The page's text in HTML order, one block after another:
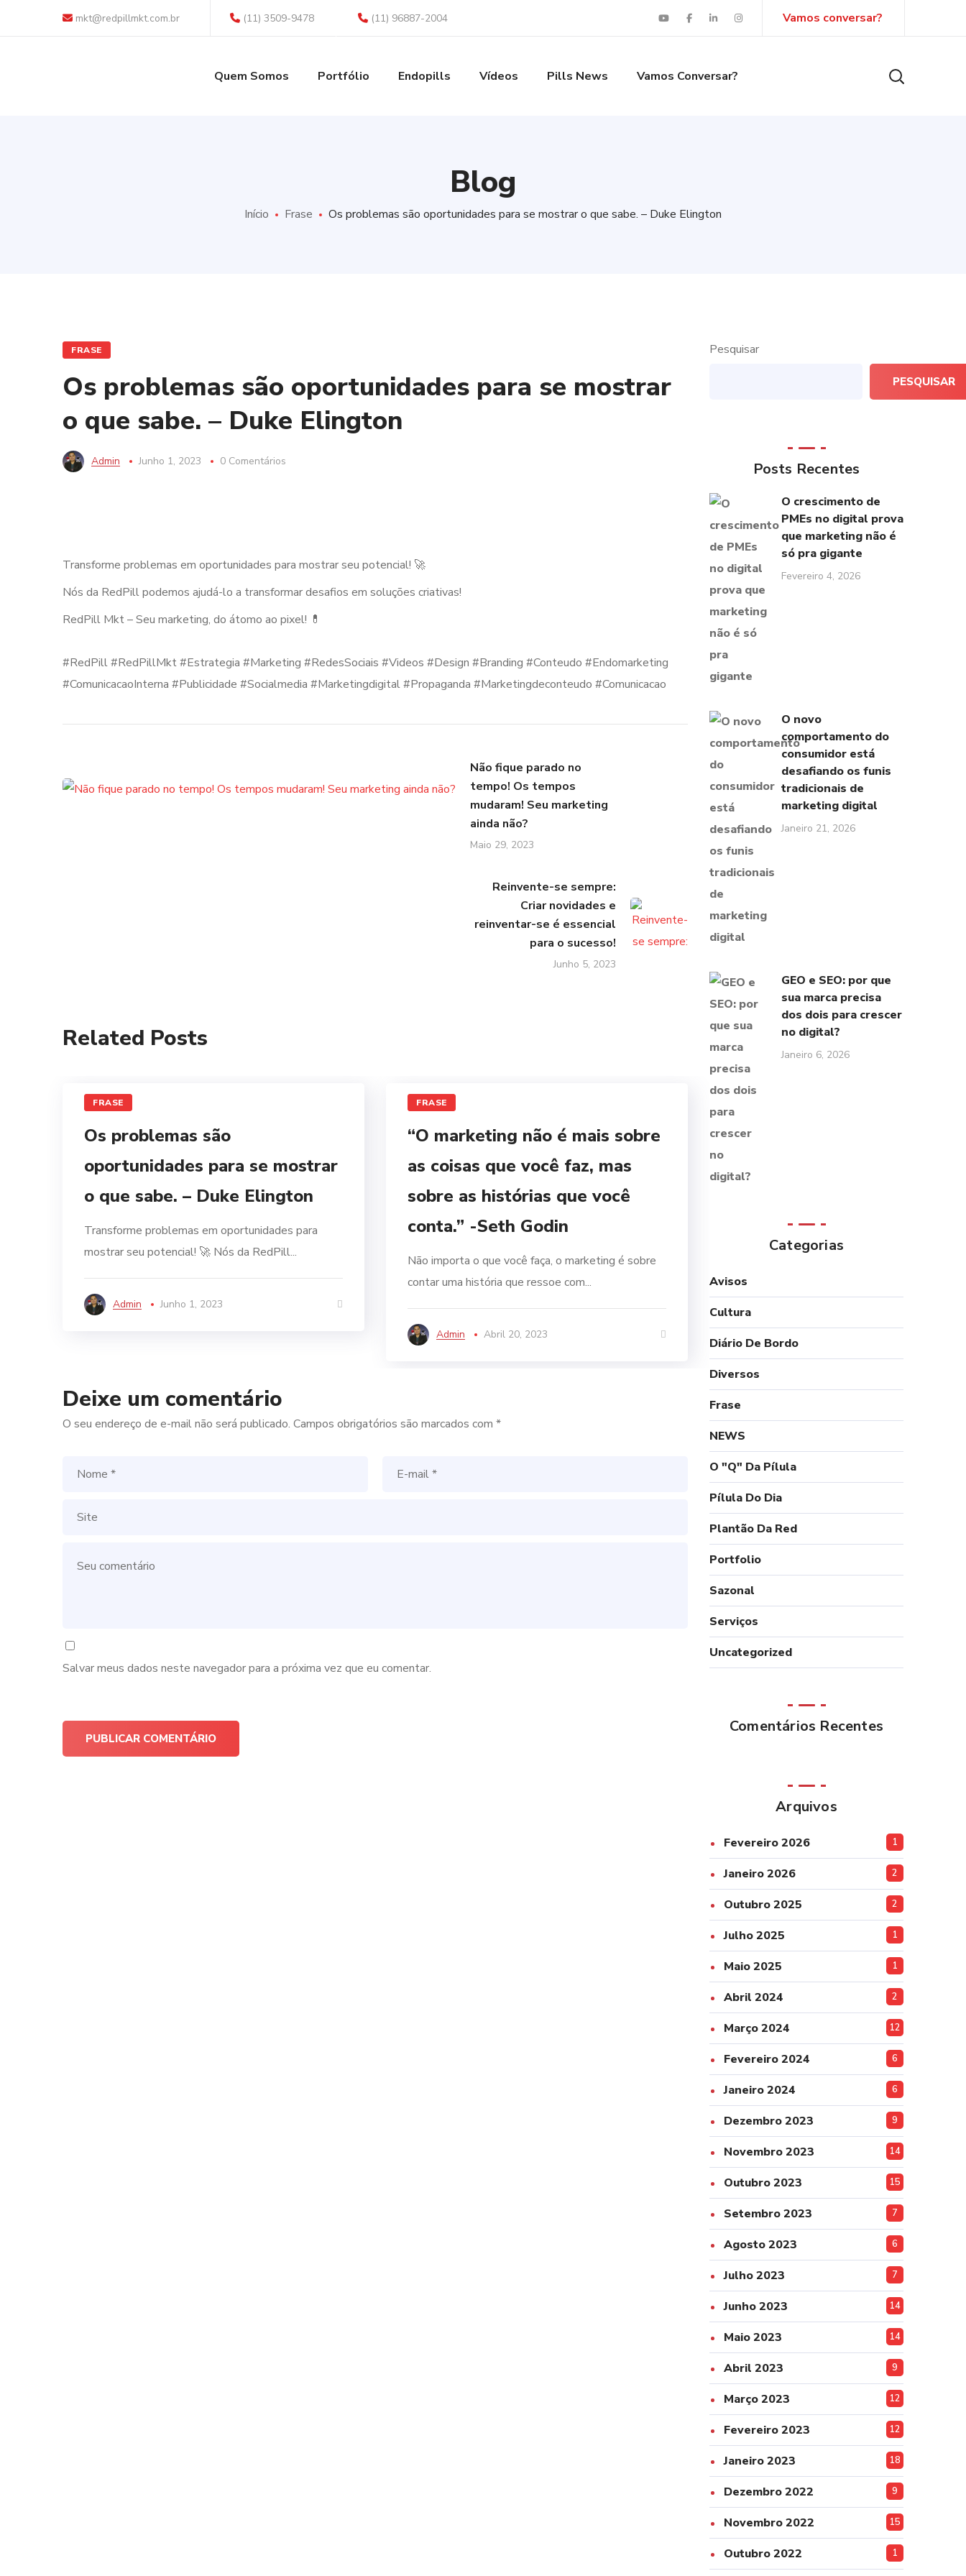
mkt@redpillmkt.com.br (11) 3509-9478 (11) 96887-2004 Vamos conversar?
Quem Somos Portfólio Endopills Vídeos Pills News Vamos Conversar?
Blog
Início Frase Os problemas são oportunidades para se mostrar o que sabe. – Duke Elington
FRASE
Os problemas são oportunidades para se mostrar
o que sabe. – Duke Elington
Admin Junho 1, 2023 0 Comentários
Transforme problemas em oportunidades para mostrar seu potencial! 🚀
Nós da RedPill podemos ajudá-lo a transformar desafios em soluções criativas!
RedPill Mkt – Seu marketing, do átomo ao pixel! 💊
#RedPill #RedPillMkt #Estrategia #Marketing #RedesSociais #Videos #Design #Branding #Conteudo #Endomarketing
#ComunicacaoInterna #Publicidade #Socialmedia #Marketingdigital #Propaganda #Marketingdeconteudo #Comunicacao
Não fique parado no
tempo! Os tempos
mudaram! Seu marketing
ainda não?
Maio 29, 2023
Reinvente-se sempre:
Criar novidades e
reinventar-se é essencial
para o sucesso!
Junho 5, 2023
Related Posts
FRASE
Os problemas são
oportunidades para se mostrar
o que sabe. – Duke Elington
Transforme problemas em oportunidades para
mostrar seu potencial! 🚀 Nós da RedPill...
Admin Junho 1, 2023
FRASE
“O marketing não é mais sobre
as coisas que você faz, mas
sobre as histórias que você
conta.” -Seth Godin
Não importa o que você faça, o marketing é sobre
contar uma história que ressoe com...
Admin Abril 20, 2023
Deixe um comentário
O seu endereço de e-mail não será publicado. Campos obrigatórios são marcados com *
Salvar meus dados neste navegador para a próxima vez que eu comentar.
Pesquisar
PESQUISAR
Posts Recentes
O crescimento de
PMEs no digital prova
que marketing não é
só pra gigante
Fevereiro 4, 2026
O novo
comportamento do
consumidor está
desafiando os funis
tradicionais de
marketing digital
Janeiro 21, 2026
GEO e SEO: por que
sua marca precisa
dos dois para crescer
no digital?
Janeiro 6, 2026
Categorias
Avisos
Cultura
Diário De Bordo
Diversos
Frase
NEWS
O "Q" Da Pílula
Pílula Do Dia
Plantão Da Red
Portfolio
Sazonal
Serviços
Uncategorized
Comentários Recentes
Arquivos
Fevereiro 2026 1
Janeiro 2026 2
Outubro 2025 2
Julho 2025 1
Maio 2025 1
Abril 2024 2
Março 2024 12
Fevereiro 2024 6
Janeiro 2024 6
Dezembro 2023 9
Novembro 2023 14
Outubro 2023 15
Setembro 2023 7
Agosto 2023 6
Julho 2023 7
Junho 2023 14
Maio 2023 14
Abril 2023 9
Março 2023 12
Fevereiro 2023 12
Janeiro 2023 18
Dezembro 2022 9
Novembro 2022 15
Outubro 2022 1